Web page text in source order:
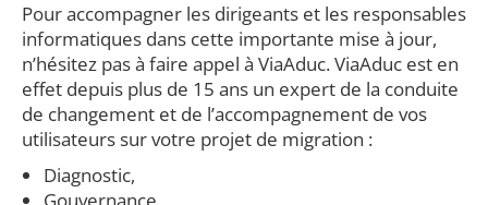
Pour accompagner les dirigeants et les responsables
informatiques dans cette importante mise à jour,
n’hésitez pas à faire appel à ViaAduc. ViaAduc est en
effet depuis plus de 15 ans un expert de la conduite
de changement et de l’accompagnement de vos
utilisateurs sur votre projet de migration :
Diagnostic,